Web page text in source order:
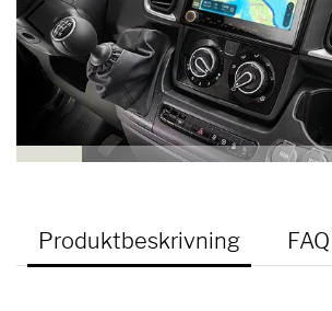
Produktbeskrivning FAQ